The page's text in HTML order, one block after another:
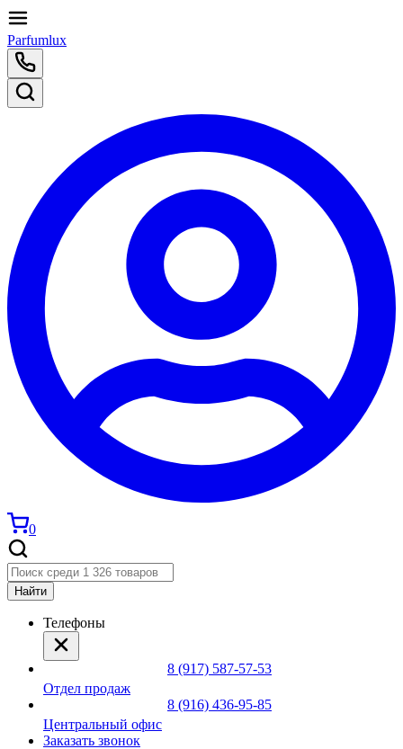
Parfumlux
0
Найти
Телефоны
8 (917) 587-57-53
Отдел продаж
8 (916) 436-95-85
Центральный офис
Заказать звонок